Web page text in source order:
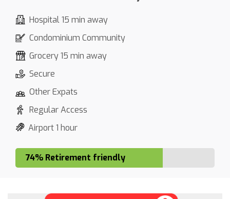
Hospital 15 min away
Condominium Community
Grocery 15 min away
Secure
Other Expats
Regular Access
Airport 1 hour
74% Retirement friendly